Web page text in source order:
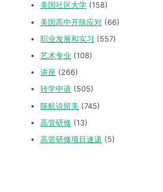
美国社区大学 (158)
美国高中开除应对 (66)
职业发展和实习 (557)
艺术专业 (108)
讲座 (266)
转学申请 (505)
陈航说留美 (745)
高管研修 (13)
高管研修项目速递 (5)